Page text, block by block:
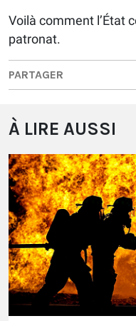
Voilà comment l’État
patronat.
PARTAGER
À LIRE AUSSI